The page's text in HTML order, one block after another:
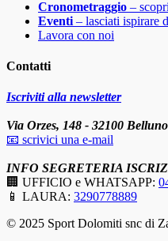
Cronometraggio –
Eventi – lasciati ispirare
Lavora con noi
Contatti
Iscriviti alla newsletter
Via Orzes, 148 - 32100 Belluno
📧 scrivici una e-mail
INFO SEGRETERIA
🏢 UFFICIO e WHATSAPP:
📱 LAURA: 3290778889
facebook
instagram
© 2025 Sport Dolomiti snc di